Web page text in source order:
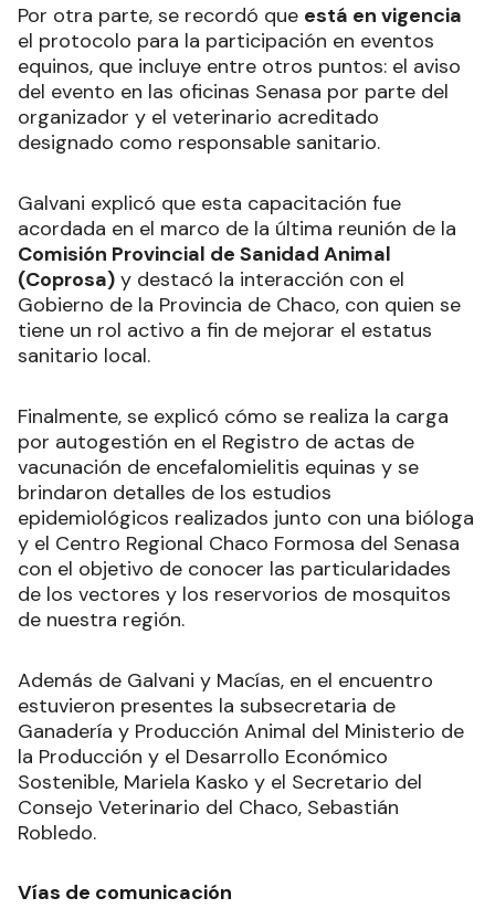
Por otra parte, se recordó que está en vigencia
el protocolo para la participación en eventos
equinos, que incluye entre otros puntos: el aviso
del evento en las oficinas Senasa por parte del
organizador y el veterinario acreditado
designado como responsable sanitario.
Galvani explicó que esta capacitación fue
acordada en el marco de la última reunión de la
Comisión Provincial de Sanidad Animal
(Coprosa) y destacó la interacción con el
Gobierno de la Provincia de Chaco, con quien se
tiene un rol activo a fin de mejorar el estatus
sanitario local.
Finalmente, se explicó cómo se realiza la carga
por autogestión en el Registro de actas de
vacunación de encefalomielitis equinas y se
brindaron detalles de los estudios
epidemiológicos realizados junto con una bióloga
y el Centro Regional Chaco Formosa del Senasa
con el objetivo de conocer las particularidades
de los vectores y los reservorios de mosquitos
de nuestra región.
Además de Galvani y Macías, en el encuentro
estuvieron presentes la subsecretaria de
Ganadería y Producción Animal del Ministerio de
la Producción y el Desarrollo Económico
Sostenible, Mariela Kasko y el Secretario del
Consejo Veterinario del Chaco, Sebastián
Robledo.
Vías de comunicación